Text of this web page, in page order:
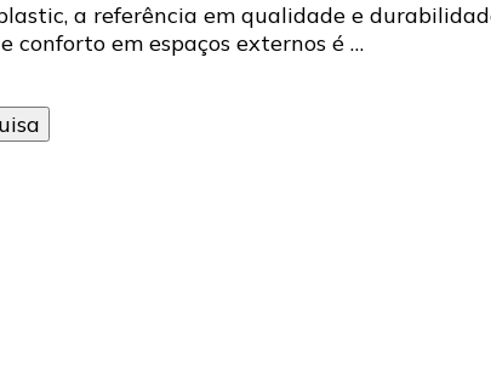
a referência em qualidade e
conforto em espaços externos é …